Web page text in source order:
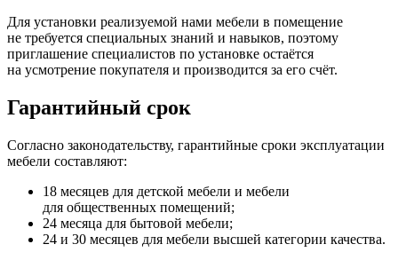
Для установки реализуемой нами мебели в помещение
не требуется специальных знаний и навыков, поэтому
приглашение специалистов по установке остаётся
на усмотрение покупателя и производится за его счёт.
Гарантийный срок
Согласно законодательству, гарантийные сроки эксплуатации
мебели составляют:
18 месяцев для детской мебели и мебели
для общественных помещений;
24 месяца для бытовой мебели;
24 и 30 месяцев для мебели высшей категории качества.